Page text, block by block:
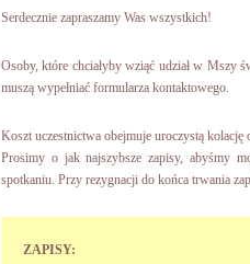
Serdecznie zapraszamy Was wszystkich!
Osoby, które chciałyby wziąć udział w Mszy
muszą wypełniać formularza kontaktowego.
Koszt uczestnictwa obejmuje uroczystą
Prosimy o jak najszybsze zapisy, abyśmy
spotkaniu. Przy rezygnacji do końca trwania
ZAPISY: